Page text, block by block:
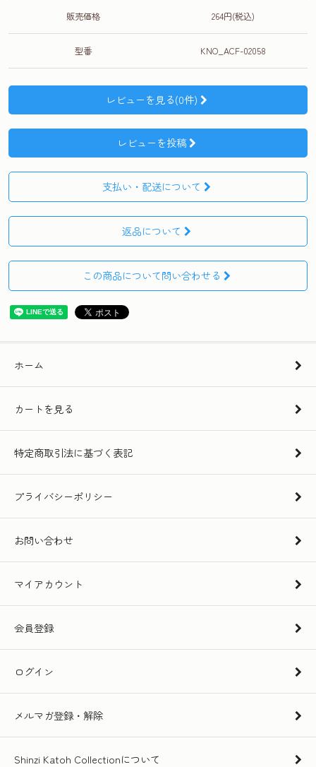
販売価格 264円(税込)
型番 KNO_ACF-02058
レビューを見る(0件)
レビューを投稿
支払い・配送について
返品について
この商品について問い合わせる
ホーム
カートを見る
特定商取引法に基づく表記
プライバシーポリシー
お問い合わせ
マイアカウント
会員登録
ログイン
メルマガ登録・解除
Shinzi Katoh Collectionについて